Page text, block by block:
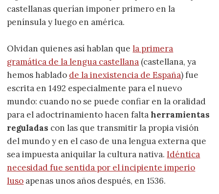
castellanas querían imponer primero en la
península y luego en américa.
Olvidan quienes así hablan quela primera
gramática de la lengua castellana (castellana, ya
hemos hablado de la inexistencia de España) fue
escrita en 1492 especialmente para el nuevo
mundo: cuando no se puede confiar en la oralidad
para el adoctrinamiento hacen falta herramientas
reguladas con las que transmitir la propia visión
del mundo y en el caso de una lengua externa que
sea impuesta aniquilar la cultura nativa.Idéntica
necesidad fue sentida por el incipiente imperio
luso apenas unos años después, en 1536.